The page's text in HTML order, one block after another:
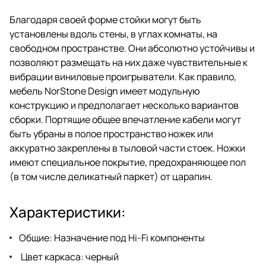
Благодаря своей форме стойки могут быть
установлены вдоль стены, в углах комнаты, на
свободном пространстве. Они абсолютно устойчивы и
позволяют размещать на них даже чувствительные к
вибрации виниловые проигрыватели. Как правило,
мебель NorStone Design имеет модульную
конструкцию и предполагает несколько вариантов
сборки. Портящие общее впечатление кабели могут
быть убраны в полое пространство ножек или
аккуратно закреплены в тыловой части стоек. Ножки
имеют специальное покрытие, предохраняющее пол
(в том числе деликатный паркет) от царапин.
Характеристики:
Общие: Назначение под Hi-Fi компоненты
Цвет каркаса: черный